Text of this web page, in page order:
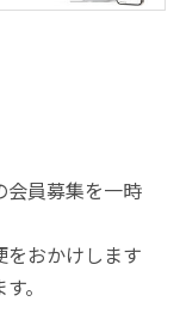
会員募集を一時
をおかけします
。